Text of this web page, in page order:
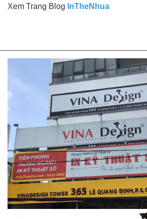
Xem Trang Blog InTheNhua